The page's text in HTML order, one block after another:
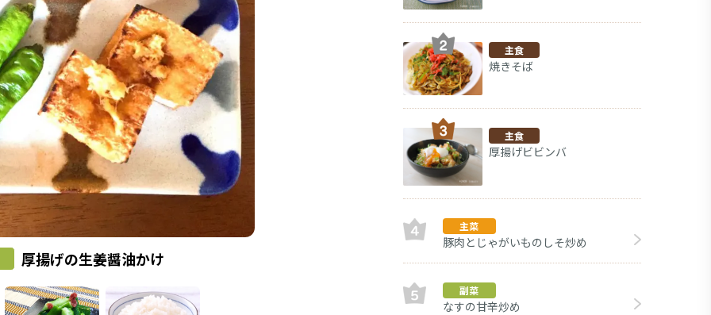
厚揚げの生姜醤油かけ
主食
焼きそば
主食
厚揚げビビンバ
主菜
豚肉とじゃがいものしそ炒め
副菜
なすの甘辛炒め